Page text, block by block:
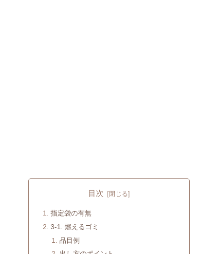
目次
指定袋の有無
3-1. 燃えるゴミ
品目例